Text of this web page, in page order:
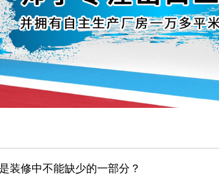
装修中不能缺少的一部分？